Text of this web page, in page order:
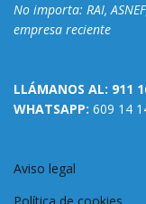
No importa: RAI,
empresa reciente
LLÁMANOS AL: 911
WHATSAPP: 609 14
Aviso legal